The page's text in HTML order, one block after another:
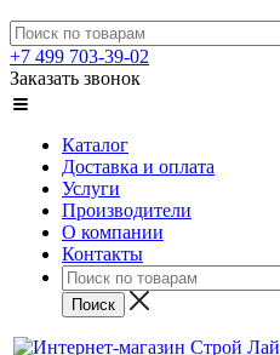
+7 499 703-39-02
Заказать звонок
Каталог
Доставка и оплата
Услуги
Производители
О компании
Контакты